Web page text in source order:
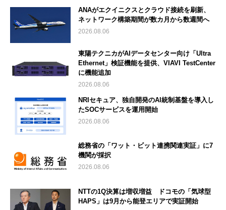
ANAがエクイニクスとクラウド接続を刷新、
ネットワーク構築期間が数カ月から数週間へ
2026.08.06
東陽テクニカがAIデータセンター向け「Ultra
Ethernet」検証機能を提供、VIAVI TestCenter
に機能追加
2026.08.06
NRIセキュア、独自開発のAI統制基盤を導入し
たSOCサービスを運用開始
2026.08.06
総務省の「ワット・ビット連携関連実証」に7
機関が採択
2026.08.06
NTTの1Q決算は増収増益 ドコモの「気球型
HAPS」は9月から能登エリアで実証開始